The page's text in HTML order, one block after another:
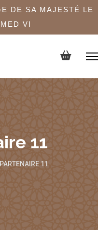
DE SA MAJESTÉ LE
VI
11
PARTENAIRE 11